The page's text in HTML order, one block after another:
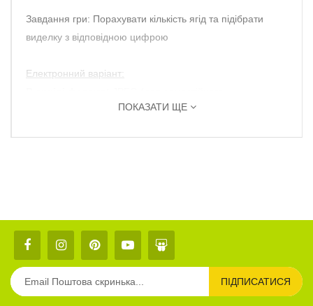
Завдання гри: Порахувати кількість ягід та підібрати
виделку з відповідною цифрою
Електронний варіант:
ПОКАЗАТИ ЩЕ
ПІДПИСАТИСЯ